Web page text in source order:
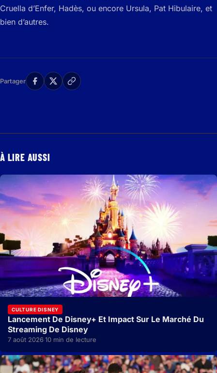
Cruella d’Enfer, Hadès, ou encore Ursula, Pat Hibulaire, et
bien d’autres.
Partager
À LIRE AUSSI
CULTURE DISNEY
Lancement De Disney+ Et Impact Sur Le Marché Du
Streaming De Disney
7 août 2026·10 min de lecture